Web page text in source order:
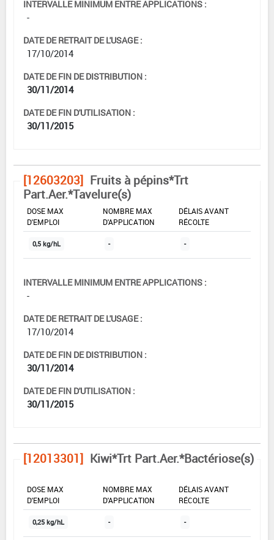
INTERVALLE MINIMUM ENTRE APPLICATIONS :
-
DATE DE RETRAIT DE L'USAGE :
17/10/2014
DATE DE FIN DE DISTRIBUTION :
30/11/2014
DATE DE FIN D'UTILISATION :
30/11/2015
[12603203] Fruits à pépins*Trt
Part.Aer.*Tavelure(s)
DOSE MAX
D'EMPLOI
NOMBRE MAX
D'APPLICATION
DÉLAIS AVANT
RÉCOLTE
0,5 kg/hL - -
INTERVALLE MINIMUM ENTRE APPLICATIONS :
-
DATE DE RETRAIT DE L'USAGE :
17/10/2014
DATE DE FIN DE DISTRIBUTION :
30/11/2014
DATE DE FIN D'UTILISATION :
30/11/2015
[12013301] Kiwi*Trt Part.Aer.*Bactériose(s)
DOSE MAX
D'EMPLOI
NOMBRE MAX
D'APPLICATION
DÉLAIS AVANT
RÉCOLTE
0,25 kg/hL - -